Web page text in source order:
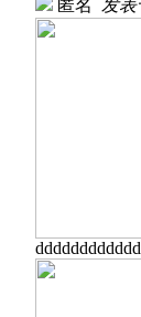
匿名 发表